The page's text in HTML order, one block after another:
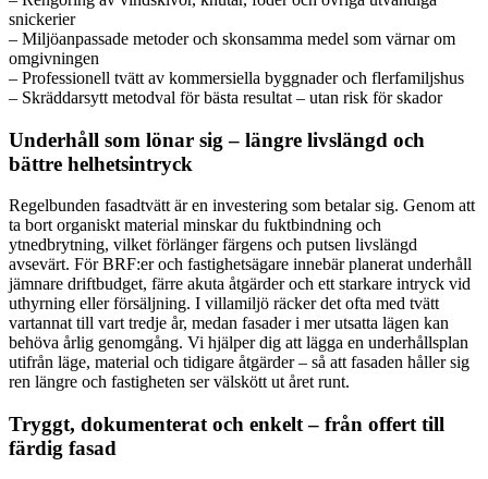
snickerier
– Miljöanpassade metoder och skonsamma medel som värnar om
omgivningen
– Professionell tvätt av kommersiella byggnader och flerfamiljshus
– Skräddarsytt metodval för bästa resultat – utan risk för skador
Underhåll som lönar sig – längre livslängd och
bättre helhetsintryck
Regelbunden fasadtvätt är en investering som betalar sig. Genom att
ta bort organiskt material minskar du fuktbindning och
ytnedbrytning, vilket förlänger färgens och putsen livslängd
avsevärt. För BRF:er och fastighetsägare innebär planerat underhåll
jämnare driftbudget, färre akuta åtgärder och ett starkare intryck vid
uthyrning eller försäljning. I villamiljö räcker det ofta med tvätt
vartannat till vart tredje år, medan fasader i mer utsatta lägen kan
behöva årlig genomgång. Vi hjälper dig att lägga en underhållsplan
utifrån läge, material och tidigare åtgärder – så att fasaden håller sig
ren längre och fastigheten ser välskött ut året runt.
Tryggt, dokumenterat och enkelt – från offert till
färdig fasad